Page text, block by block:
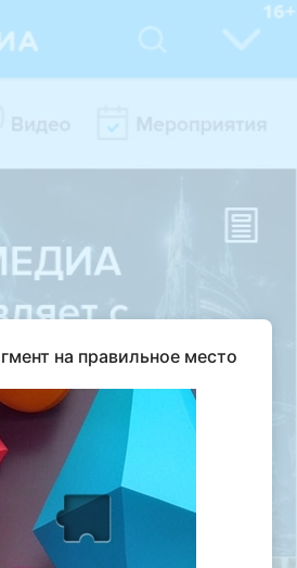
на правильное место